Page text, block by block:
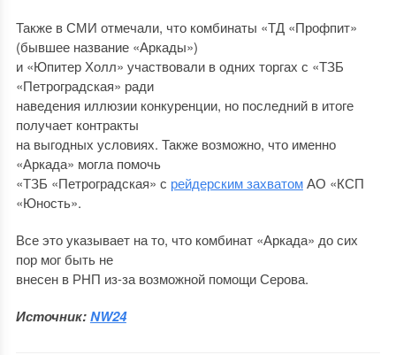
Также в СМИ отмечали, что комбинаты «ТД «Профпит»
(бывшее название «Аркады»)
и «Юпитер Холл» участвовали в одних торгах с «ТЗБ
«Петроградская» ради
наведения иллюзии конкуренции, но последний в итоге
получает контракты
на выгодных условиях. Также возможно, что именно
«Аркада» могла помочь
«ТЗБ «Петроградская» с рейдерским захватомАО «КСП
«Юность».
Все это указывает на то, что комбинат «Аркада» до сих
пор мог быть не
внесен в РНП из-за возможной помощи Серова.
Источник:NW24